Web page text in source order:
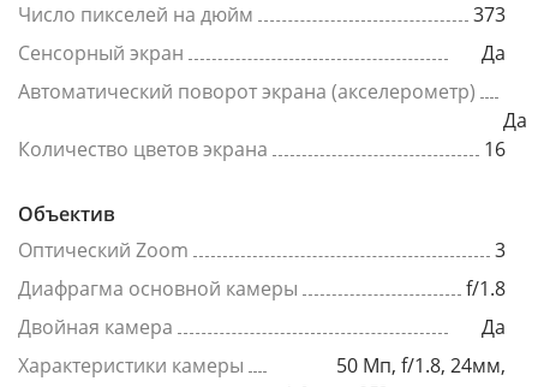
Число пикселей на дюйм
373
Сенсорный экран
Да
Автоматический поворот экрана (акселерометр)
Да
Количество цветов экрана
16
Объектив
Оптический Zoom
3
Диафрагма основной камеры
f/1.8
Двойная камера
Да
Характеристики камеры
50 Мп, f/1.8, 24мм,